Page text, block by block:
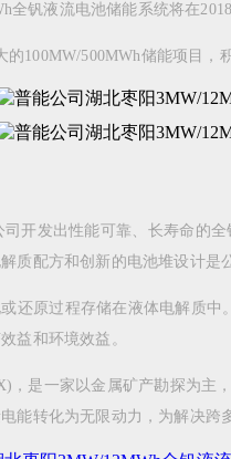
钒液流电池储能系统将在
500MWh储能项目，
发出性能可靠、长寿命的全
质配方和创新的电池堆设计是
过程存储在液体电解质中
益和环境效益。
是一家以金属矿产勘探为主
能转化为无限动力，为解决跨